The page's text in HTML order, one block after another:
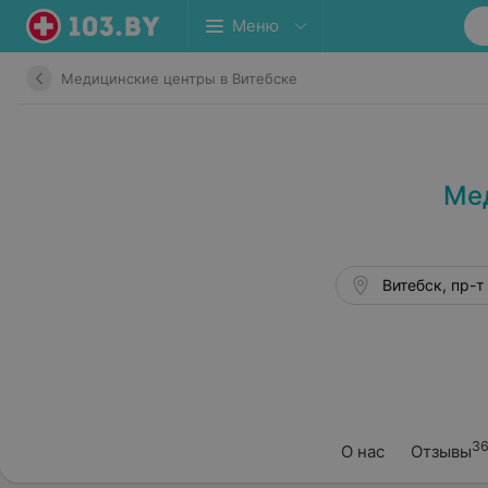
Меню
Медицинские центры в Витебске
О нас Отзывы36